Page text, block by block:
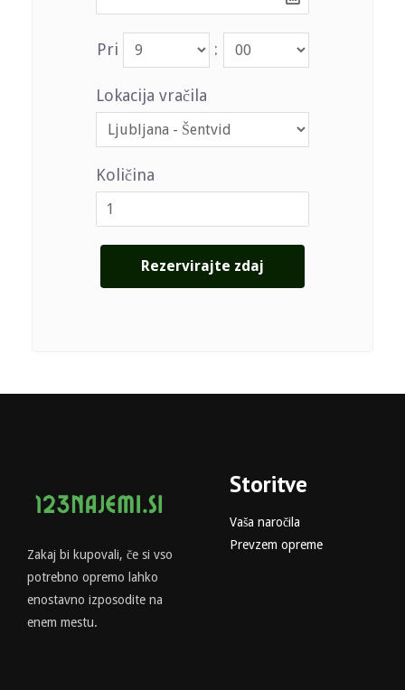
Pri :
Lokacija vračila
Količina
Zakaj bi kupovali, če si vso
potrebno opremo lahko
enostavno izposodite na
enem mestu.
Storitve
Vaša naročila
Prevzem opreme